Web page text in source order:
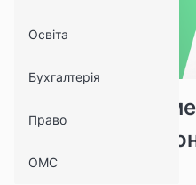
Освіта
Бухгалтерія
Право
ОМС
Як проводити
працівників за
порядком
20879 2426